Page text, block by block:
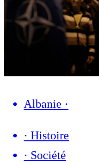
Albanie ·
· Histoire
· Société